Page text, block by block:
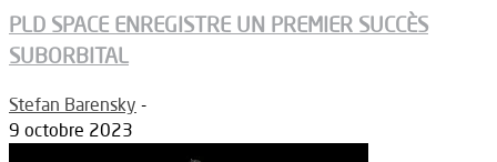
PLD SPACE ENREGISTRE UN PREMIER SUCCÈS
SUBORBITAL
Stefan Barensky -
9 octobre 2023